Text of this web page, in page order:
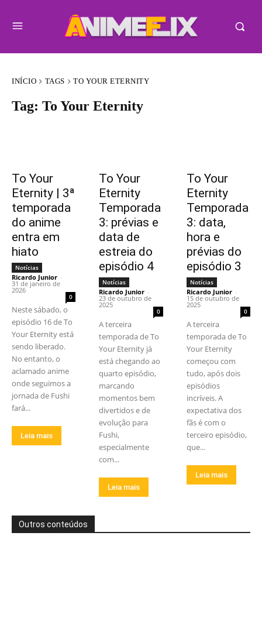
INÍCIO TAGS TO YOUR ETERNITY
Tag: To Your Eternity
To Your
Eternity | 3ª
temporada
do anime
entra em
hiato
Notícias
Ricardo Junior -
31 de janeiro de
2026
0
Neste sábado, o
episódio 16 de To
Your Eternity está
sendo liberado.
No entanto, o
aclamado anime
onde seguimos a
jornada de Fushi
fará...
Leia mais
To Your
Eternity
Temporada
3: prévias e
data de
estreia do
episódio 4
Notícias
Ricardo Junior -
23 de outubro de
2025
0
A terceira
temporada de To
Your Eternity já
está chegando ao
quarto episódio,
marcando
momentos bem
divertidos e de
evolução para
Fushi,
especialmente
com...
Leia mais
To Your
Eternity
Temporada
3: data,
hora e
prévias do
episódio 3
Notícias
Ricardo Junior -
15 de outubro de
2025
0
A terceira
temporada de To
Your Eternity
começou com
tudo, após dois
episódios
incríveis. A
expectativa dos
fãs é com o
terceiro episódio,
que...
Leia mais
Outros conteúdos